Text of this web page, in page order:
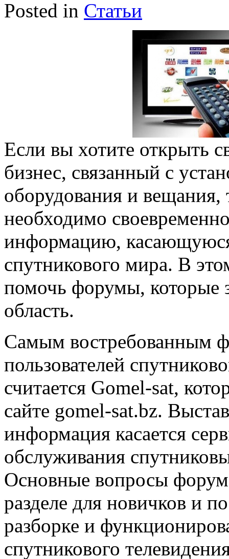
Posted in Статьи
Если вы хотите открыть
бизнес, связанный с
оборудования и вещания,
необходимо
информацию,
спутникового мира. В
помочь форумы, которые
область.
Самым востребованным
пользователей
считается Gomel-sat,
сайте gomel-sat.bz.
информация касается
обслуживания
Основные вопросы
разделе для новичков и
разборке и
спутникового